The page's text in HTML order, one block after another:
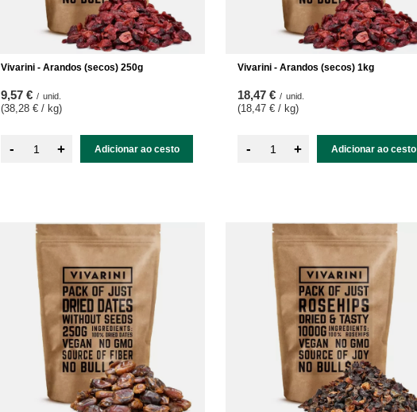
Vivarini - Arandos (secos) 250g
9,57 € / unid.
(38,28 € / kg)
- + Adicionar ao cesto
Vivarini - Arandos (secos) 1kg
18,47 € / unid.
(18,47 € / kg)
- + Adicionar ao cesto